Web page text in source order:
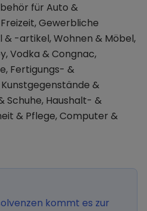
für Auto &
Gewerbliche
-artikel, Wohnen & Möbel,
Vodka & Congnac,
Fertigungs- &
&
Schuhe, Haushalt- &
& Pflege, Computer &
kommt es zur